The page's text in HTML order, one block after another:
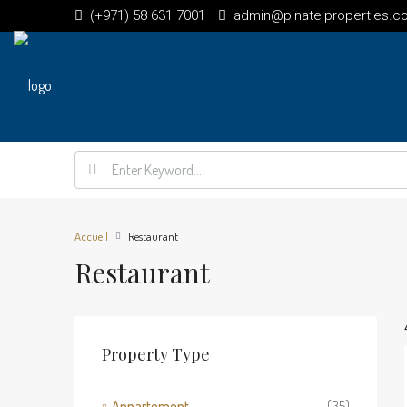
(+971) 58 631 7001
Accueil Restaurant
Restaurant
Property Type